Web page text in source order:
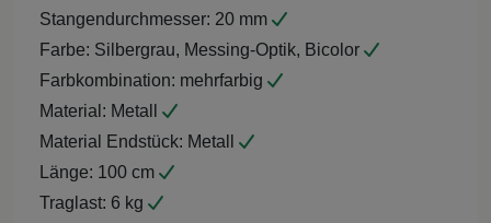
Stangendurchmesser: 20 mm
Farbe: Silbergrau, Messing-Optik, Bicolor
Farbkombination: mehrfarbig
Material: Metall
Material Endstück: Metall
Länge: 100 cm
Traglast: 6 kg